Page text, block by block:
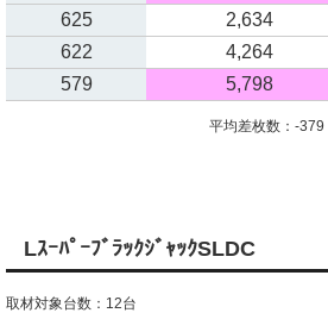
625
2,634
622
4,264
579
5,798
平均差枚数：-379
LｽｰﾊﾟｰﾌﾞﾗｯｸｼﾞｬｯｸSLDC
取材対象台数：12台